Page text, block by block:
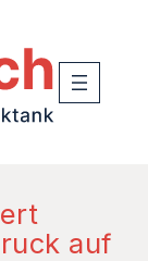
auf